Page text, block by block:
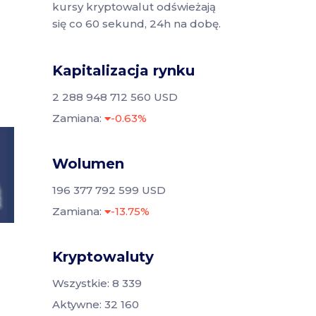
kursy kryptowalut odświeżają
się co 60 sekund, 24h na dobę.
Kapitalizacja rynku
2 288 948 712 560 USD
Zamiana:
-0.63%
Wolumen
196 377 792 599 USD
Zamiana:
-13.75%
Kryptowaluty
Wszystkie: 8 339
Aktywne: 32 160